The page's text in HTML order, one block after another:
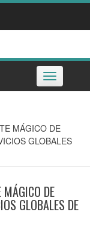
Toggle
navigation
MÁGICO DE
GLOBALES
MÁGICO DE
GLOBALES DE